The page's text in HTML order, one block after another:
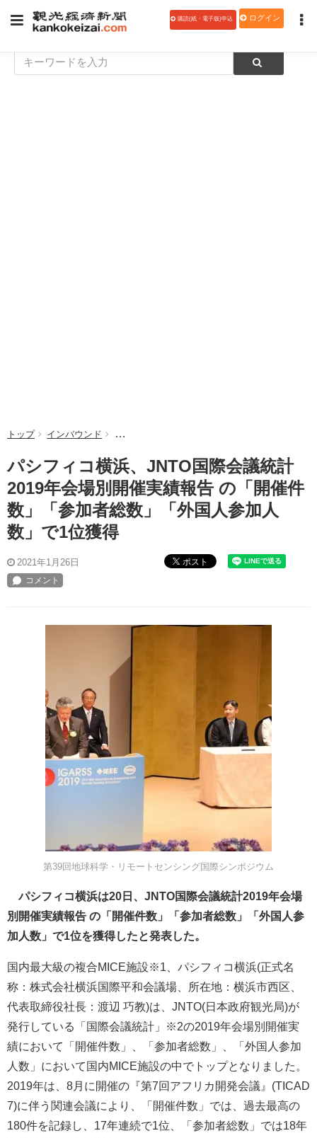
購読(紙・電子版)申込 ログイン
トップ インバウンド パシフィコ横浜、JNTO国際会議統計2019年会
パシフィコ横浜、JNTO国際会議統計
2019年会場別開催実績報告 の「開催件
数」「参加者総数」「外国人参加人
数」で1位獲得
2021年1月26日 ポスト
第39回地球科学・リモートセンシング国際シンポジウム
パシフィコ横浜は20日、JNTO国際会議統計2019年会場
別開催実績報告 の「開催件数」「参加者総数」「外国人参
加人数」で1位を獲得したと発表した。
国内最大級の複合MICE施設※1、パシフィコ横浜(正式名
称：株式会社横浜国際平和会議場、所在地：横浜市西区、
代表取締役社長：渡辺 巧教)は、JNTO(日本政府観光局)が
発行している「国際会議統計」※2の2019年会場別開催実
績において「開催件数」、「参加者総数」、「外国人参加
人数」において国内MICE施設の中でトップとなりました。
2019年は、8月に開催の『第7回アフリカ開発会議』(TICAD
7)に伴う関連会議により、「開催件数」では、過去最高の
180件を記録し、17年連続で1位、「参加者総数」では18年